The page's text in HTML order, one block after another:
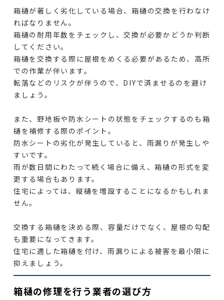
箱樋が著しく劣化している場合、箱樋の交換を行わなけ
ればなりません。
箱樋の耐用年数をチェックし、交換が必要かどうか判断
してください。
箱樋を交換する際に屋根をめくる必要があるため、高所
での作業が伴います。
転落などのリスクが伴うので、DIYで済ませるのを避け
ましょう。
また、野地板や防水シートの状態をチェックするのも箱
樋を補修する際のポイント。
防水シートの劣化が発生していると、雨漏りが発生しや
すいです。
雨が数日間にわたって続く場合に備え、箱樋の形式を変
更する場合もあります。
住宅によっては、縦樋を増設することになるかもしれま
せん。
交換する箱樋を決める際、容量だけでなく、屋根の勾配
も重要になってきます。
住宅に適した箱樋を付け、雨漏りによる被害を最小限に
抑えましょう。
箱樋の修理を行う業者の選び方